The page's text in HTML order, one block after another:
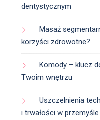
dentystycznym
Masaż
korzyści zdrowotne?
Komody – klucz
Twoim wnętrzu
Uszczelnienia
i trwałości w przemyśle